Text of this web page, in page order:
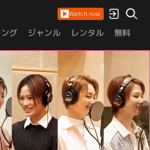
Watch now
グ ジャンル レンタル 無料